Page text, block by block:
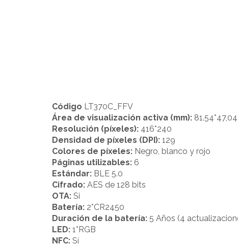
Código LT370C_FFV
Área de visualización activa (mm): 81.54*47,04
Resolución (píxeles): 416*240
Densidad de píxeles (DPI): 129
Colores de píxeles: Negro, blanco y rojo
Páginas utilizables: 6
Estándar: BLE 5.0
Cifrado: AES de 128 bits
OTA: Si
Batería: 2*CR2450
Duración de la batería: 5 Años (4
LED: 1*RGB
NFC: Sí